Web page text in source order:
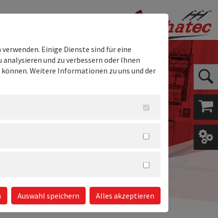
Einige Dienste sind für eine
und zu verbessern oder Ihnen
Weitere Informationen zu uns und der
Auswahl speichern Alles akzeptieren